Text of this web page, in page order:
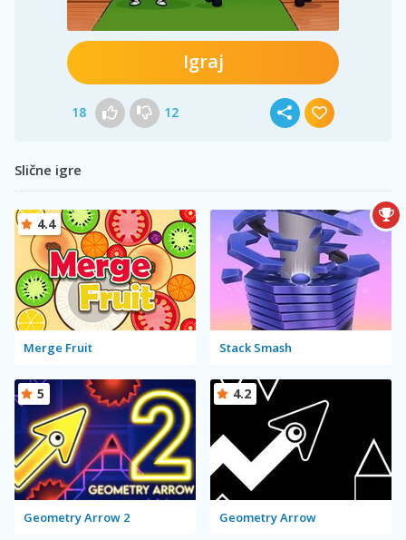
Igraj
18 12
Slične igre
Merge Fruit
4.4
Stack Smash
Geometry Arrow 2
5
Geometry Arrow
4.2